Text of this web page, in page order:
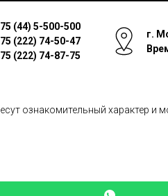
(44) 5-500-500
(222) 74-50-47
(222) 74-87-75
г.
ознакомительный характер и